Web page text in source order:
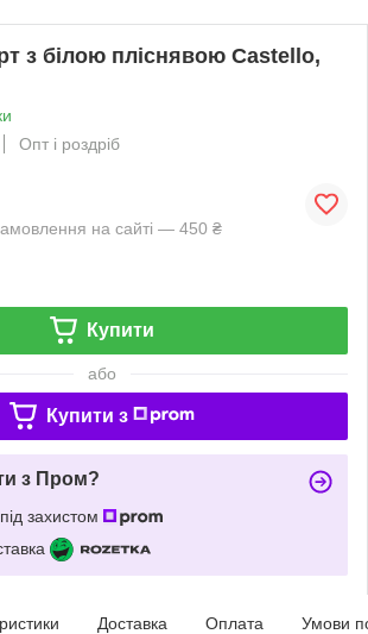
з білою пліснявою Castello,
Опт і роздріб
на сайті — 450 ₴
Купити
або
Купити з
з Пром?
захистом
Доставка Оплата Умови